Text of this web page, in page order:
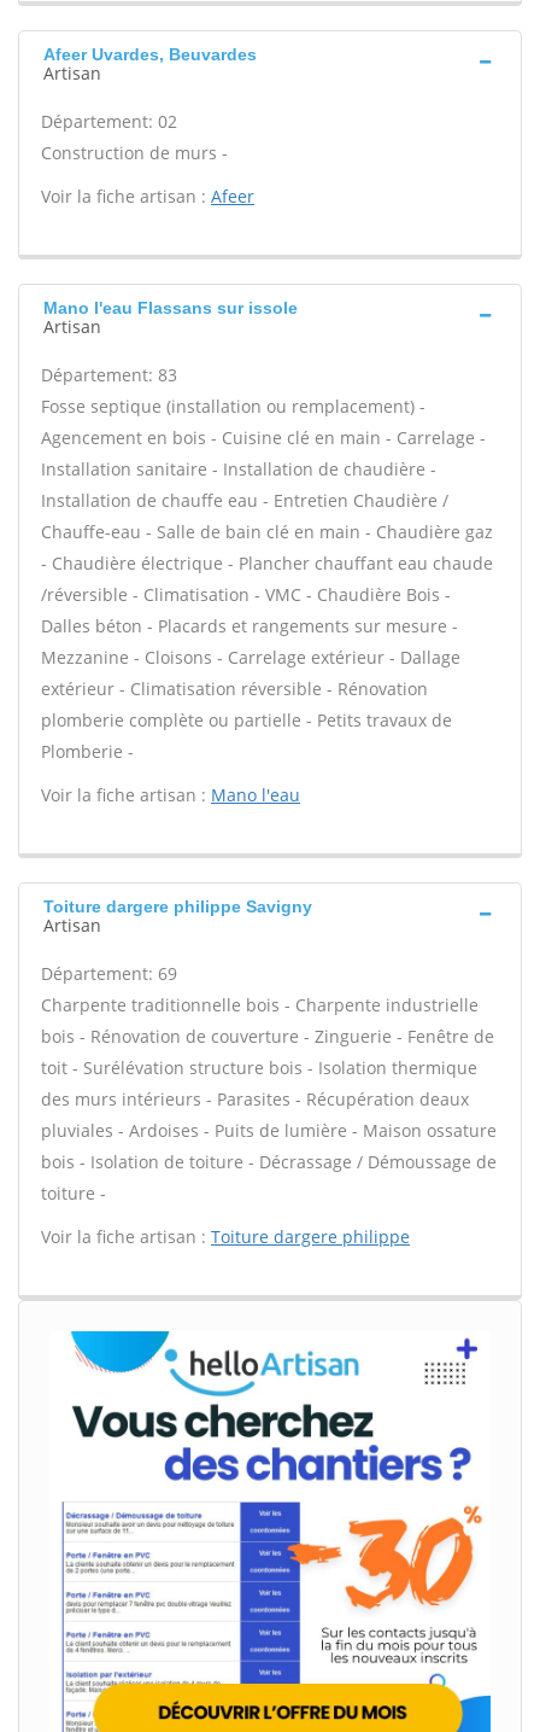
Afeer Uvardes, Beuvardes
Artisan
Département: 02
Construction de murs -
Voir la fiche artisan : Afeer
Mano l'eau Flassans sur issole
Artisan
Département: 83
Fosse septique (installation ou remplacement) -
Agencement en bois - Cuisine clé en main - Carrelage -
Installation sanitaire - Installation de chaudière -
Installation de chauffe eau - Entretien Chaudière /
Chauffe-eau - Salle de bain clé en main - Chaudière gaz
- Chaudière électrique - Plancher chauffant eau chaude
/réversible - Climatisation - VMC - Chaudière Bois -
Dalles béton - Placards et rangements sur mesure -
Mezzanine - Cloisons - Carrelage extérieur - Dallage
extérieur - Climatisation réversible - Rénovation
plomberie complète ou partielle - Petits travaux de
Plomberie -
Voir la fiche artisan : Mano l'eau
Toiture dargere philippe Savigny
Artisan
Département: 69
Charpente traditionnelle bois - Charpente industrielle
bois - Rénovation de couverture - Zinguerie - Fenêtre de
toit - Surélévation structure bois - Isolation thermique
des murs intérieurs - Parasites - Récupération deaux
pluviales - Ardoises - Puits de lumière - Maison ossature
bois - Isolation de toiture - Décrassage / Démoussage de
toiture -
Voir la fiche artisan : Toiture dargere philippe